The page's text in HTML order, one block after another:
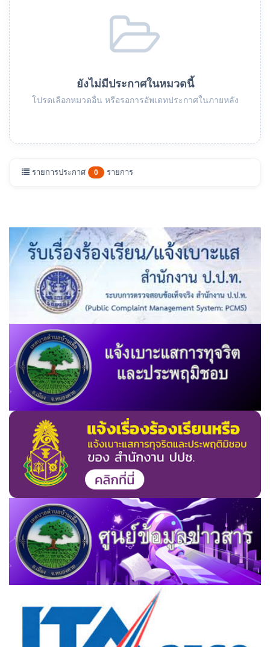
ยังไม่มีประกาศในหมวดนี้
โปรดเลือกหมวดอื่น หรือรอการอัพเดทประกาศในภายหลัง
รายการประกาศ 0 รายการ